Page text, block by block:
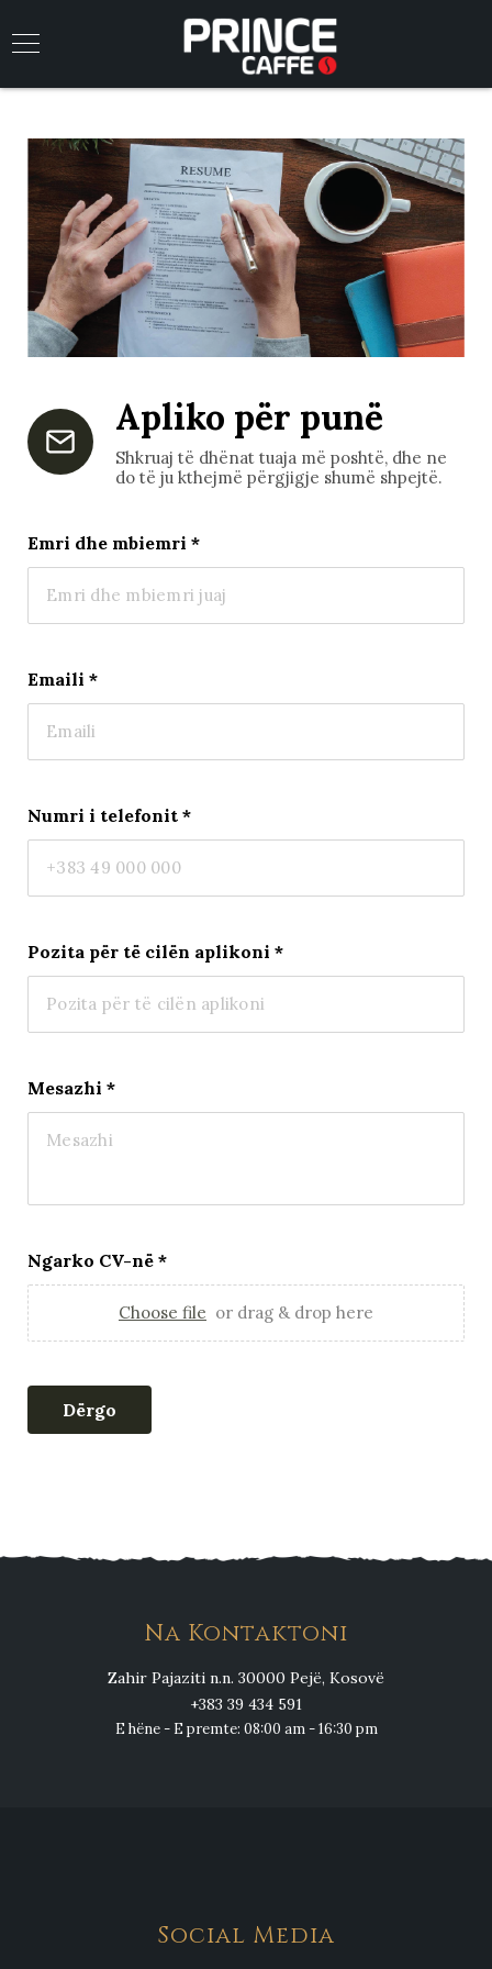
Apliko për punë
Shkruaj të dhënat tuaja më poshtë, dhe ne
do të ju kthejmë përgjigje shumë shpejtë.
Emri dhe mbiemri *
Emaili *
Numri i telefonit *
Pozita për të cilën aplikoni *
Mesazhi *
Ngarko CV-në *
Choose file or drag & drop here
Dërgo
Na Kontaktoni
Zahir Pajaziti n.n. 30000 Pejë, Kosovë
+383 39 434 591
E hëne - E premte: 08:00 am - 16:30 pm
Social Media